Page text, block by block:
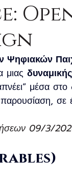
Ψηφιακών
μιας
μέσα
παρουσίαση,
09/3/